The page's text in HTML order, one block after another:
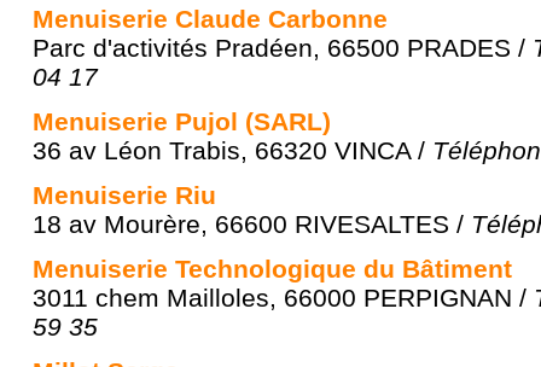
Menuiserie Claude Carbonne
Parc d'activités Pradéen, 66500 PRADES /
04 17
Menuiserie Pujol (SARL)
36 av Léon Trabis, 66320 VINCA /
Menuiserie Riu
18 av Mourère, 66600 RIVESALTES /
Menuiserie Technologique du Bâtiment
3011 chem Mailloles, 66000 PERPIGNAN /
59 35